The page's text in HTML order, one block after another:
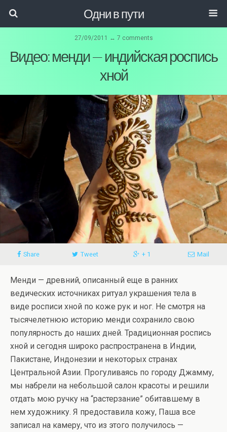
Одни в пути
27/09/2011 ↔ 7 comments
Видео: менди — индийская роспись
хной
Share Tweet + 1 Mail
Менди — древний, описанный еще в ранних
ведических источниках ритуал украшения тела в
виде росписи хной по коже рук и ног. Не смотря на
тысячелетнюю историю менди сохранило свою
популярность до наших дней. Традиционная роспись
хной и сегодня широко распространена в Индии,
Пакистане, Индонезии и некоторых странах
Центральной Азии. Прогуливаясь по городу Джамму,
мы набрели на небольшой салон красоты и решили
отдать мою ручку на “растерзание” обитавшему в
нем художнику. Я предоставила кожу, Паша все
записал на камеру, что из этого получилось —